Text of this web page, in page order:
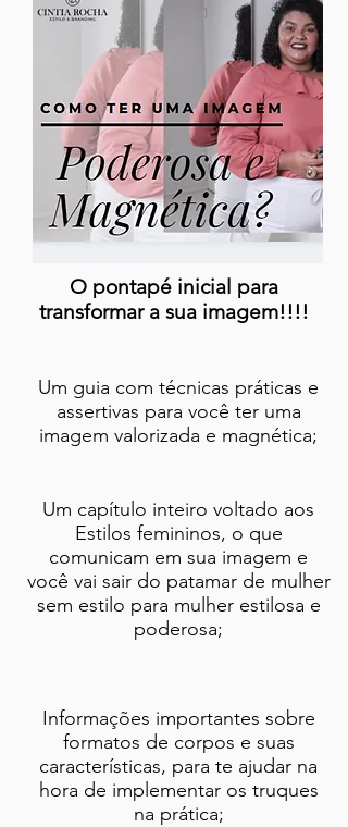
O pontapé inicial para
transformar a sua imagem!!!!
Um guia com técnicas práticas e
assertivas para você ter uma
imagem valorizada e magnética;
Um capítulo inteiro voltado aos
Estilos femininos, o que
comunicam em sua imagem e
você vai sair do patamar de mulher
sem estilo para mulher estilosa e
poderosa;
Informações importantes sobre
formatos de corpos e suas
características, para te ajudar na
hora de implementar os truques
na prática;